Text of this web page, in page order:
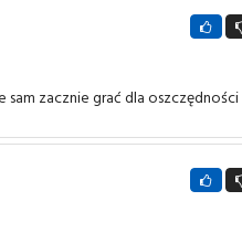
zacznie grać dla oszczędności